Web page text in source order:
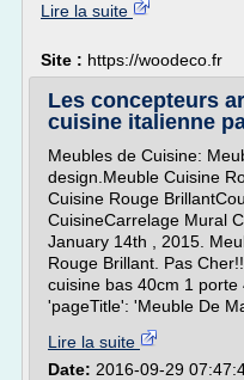
Lire la suite
Site : https://woodeco.fr
Les concepteurs
cuisine italienne
Meubles de Cuisine:
design.Meuble Cuisine
Cuisine Rouge
CuisineCarrelage Mural
January 14th , 2015.
Rouge Brillant. Pas
cuisine bas 40cm 1 porte
'pageTitle': 'Meuble De
Lire la suite
Date: 2016-09-29